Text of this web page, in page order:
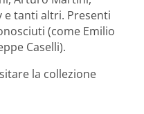
e tanti altri. Presenti
(come Emilio
Caselli).
la collezione